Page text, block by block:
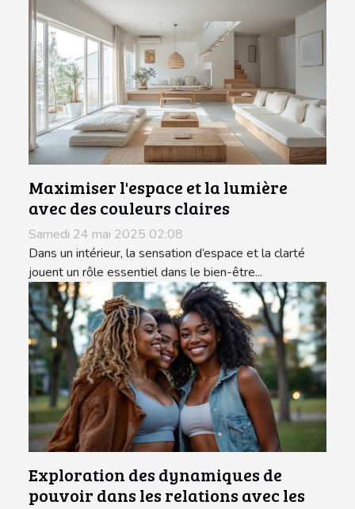
Maximiser l'espace et la lumière
avec des couleurs claires
Samedi 24 mai 2025 02:08
Dans un intérieur, la sensation d’espace et la clarté
jouent un rôle essentiel dans le bien-être...
Exploration des dynamiques de
pouvoir dans les relations avec les